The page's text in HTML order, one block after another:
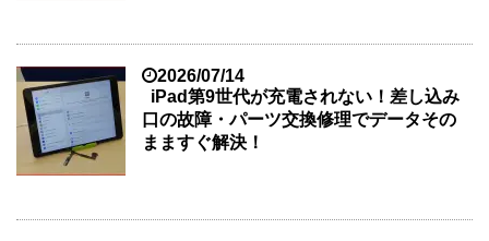
2026/07/14
iPad第9世代が充電されない！差し込み
口の故障・パーツ交換修理でデータその
まますぐ解決！